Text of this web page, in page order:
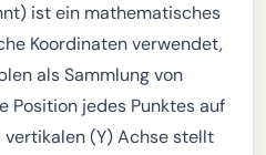
ist ein mathematisches
Koordinaten verwendet,
als Sammlung von
Position jedes Punktes auf
(Y) Achse stellt